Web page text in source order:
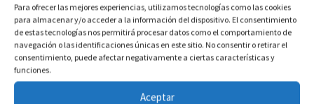
Para ofrecer las mejores experiencias, utilizamos tecnologías como las cookies
para almacenar y/o acceder a la información del dispositivo. El consentimiento
de estas tecnologías nos permitirá procesar datos como el comportamiento de
navegación o las identificaciones únicas en este sitio. No consentir o retirar el
consentimiento, puede afectar negativamente a ciertas características y
funciones.
Aceptar
clasifica correos:entiende lo que necesita cada
cliente, actúa con precisión y mejora la calidad del
servicio desde el primer día.